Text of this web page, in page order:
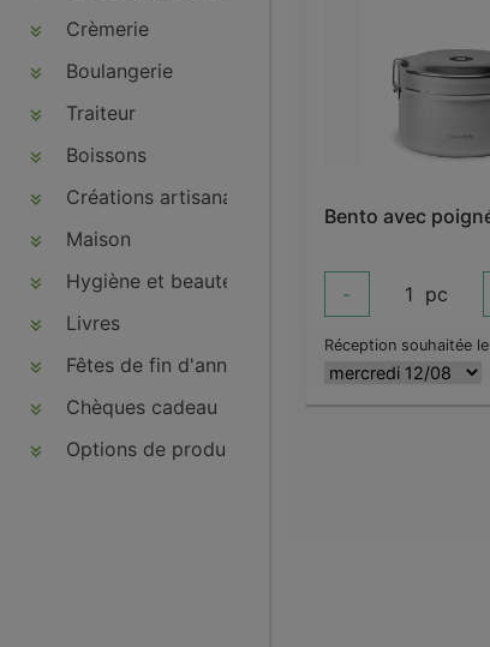
Crèmerie
Boulangerie
Traiteur
Boissons
Créations artisanales
Maison
Hygiène et beauté
Livres
Fêtes de fin d'année
Chèques cadeau
Options de produits
- 1 pc
Réception souhaitée le